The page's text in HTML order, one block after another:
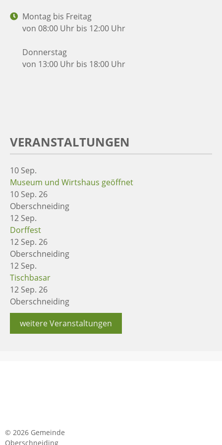
Montag bis Freitag
von 08:00 Uhr bis 12:00 Uhr
Donnerstag
von 13:00 Uhr bis 18:00 Uhr
VERANSTALTUNGEN
10 Sep.
Museum und Wirtshaus geöffnet
10 Sep. 26
Oberschneiding
12 Sep.
Dorffest
12 Sep. 26
Oberschneiding
12 Sep.
Tischbasar
12 Sep. 26
Oberschneiding
weitere Veranstaltungen
© 2026 Gemeinde
Oberschneiding